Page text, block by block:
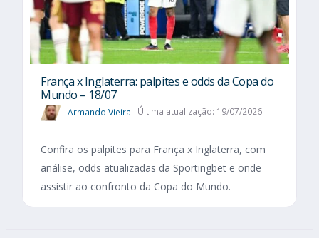
França x Inglaterra: palpites e odds da Copa do
Mundo – 18/07
Armando Vieira Última atualização: 19/07/2026
Confira os palpites para França x Inglaterra, com
análise, odds atualizadas da Sportingbet e onde
assistir ao confronto da Copa do Mundo.